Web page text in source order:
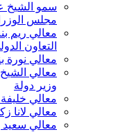
سمو الشيخ
مجلس
معالي ريم
التعاون
معالي نورة
معالي
وزير دولة
معالي
معالي لانا
معالي سعيد